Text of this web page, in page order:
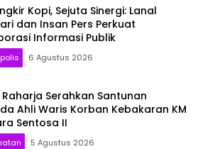
Kopi, Sejuta Sinergi: Lanal
dan Insan Pers Perkuat
Informasi Publik
6 Agustus 2026
Serahkan Santunan
Ahli Waris Korban Kebakaran KM
Sentosa II
5 Agustus 2026